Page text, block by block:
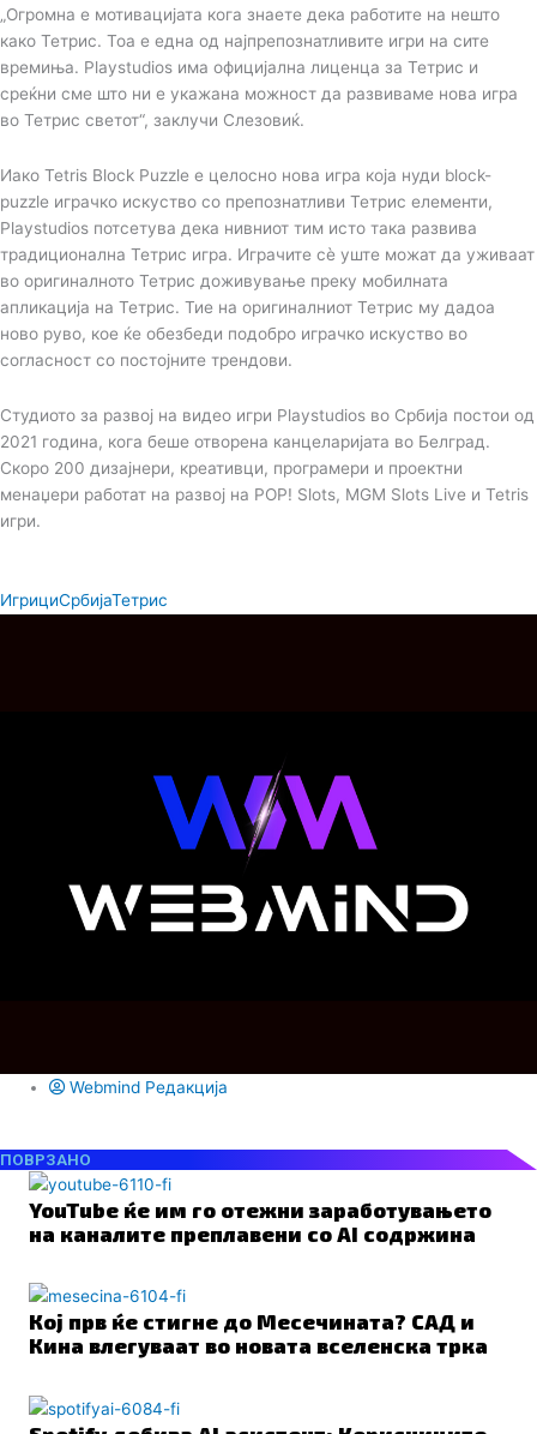
„Огромна е мотивацијата кога знаете дека работите на нешто
како Тетрис. Тоа е една од најпрепознатливите игри на сите
времиња. Playstudios има официјална лиценца за Тетрис и
среќни сме што ни е укажана можност да развиваме нова игра
во Тетрис светот“, заклучи Слезовиќ.
Иако Tetris Block Puzzle е целосно нова игра која нуди block-
puzzle играчко искуство со препознатливи Тетрис елементи,
Playstudios потсетува дека нивниот тим исто така развива
традиционална Тетрис игра. Играчите сè уште можат да уживаат
во оригиналното Тетрис доживување преку мобилната
апликација на Тетрис. Тие на оригиналниот Тетрис му дадоа
ново руво, кое ќе обезбеди подобро играчко искуство во
согласност со постојните трендови.
Студиото за развој на видео игри Playstudios во Србија постои од
2021 година, кога беше отворена канцеларијата во Белград.
Скоро 200 дизајнери, креативци, програмери и проектни
менаџери работат на развој на POP! Slots, MGM Slots Live и Tetris
игри.
ИгрициСрбијаТетрис
Webmind Редакција
ПОВРЗАНО
YouTube ќе им го отежни заработувањето
на каналите преплавени со AI содржина
Кој прв ќе стигне до Месечината? САД и
Кина влегуваат во новата вселенска трка